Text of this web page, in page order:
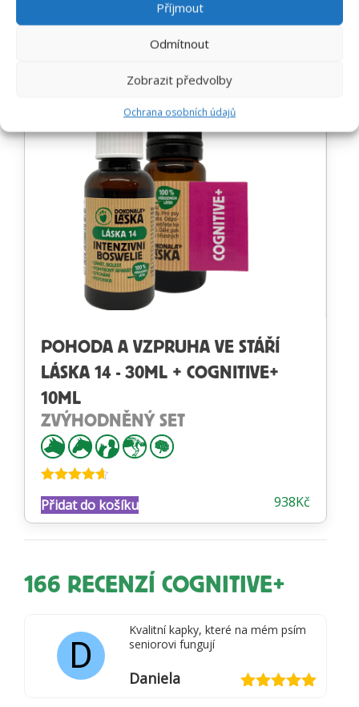
Příjmout
Odmítnout
Zobrazit předvolby
Ochrana osobních údajů
organismu. Proto jsou společně ve
zvýhodněném setu.
POHODA A VZPRUHA VE STÁŘÍ
LÁSKA 14 - 30ML + COGNITIVE+
10ML
ZVÝHODNĚNÝ SET
4.58z 5 938Kč
Přidat do košíku
166 RECENZÍ COGNITIVE+
D
Kvalitní kapky, které na mém psím
seniorovi fungují
Daniela